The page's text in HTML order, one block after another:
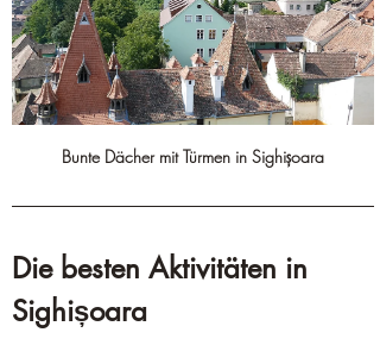
Bunte Dächer mit Türmen in Sighișoara
Die besten Aktivitäten in
Sighișoara